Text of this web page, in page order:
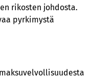
rikosten johdosta.
pyrkimystä